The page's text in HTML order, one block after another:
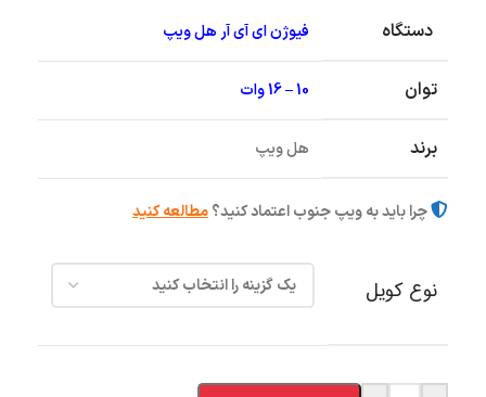
دستگاه فیوژن ای آی آر هل ویپ
توان 10 – 16 وات
برند هل ویپ
چرا باید به ویپ جنوب اعتماد کنید؟مطالعه کنید
نوع کویل